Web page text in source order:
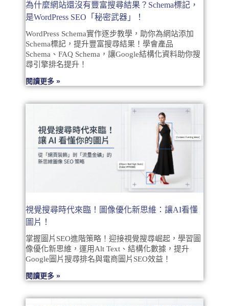
為什麼網站還沒有豐富搜尋結果？Schema標記，
是WordPress SEO「秘密武器」！
WordPress Schema實作逐步教學，助你為網站添加
Schema標記，提升豐富搜尋結果！學會產品
Schema、FAQ Schema，讓Google結構化資料助你搜
尋引擎排名提升！
閱讀更多 »
視覺搜尋時代來臨！圖像優化新思維：讓AI看懂
圖片！
掌握圖片SEO進階策略！迎接視覺搜尋崛起，學習圖
像優化新思維，運用Alt Text、結構化數據，提升
Google圖片搜尋排名與電商圖片SEO效益！
閱讀更多 »